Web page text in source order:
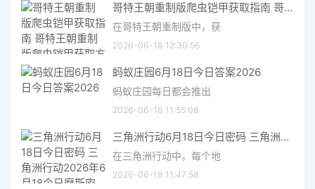
哥特王朝重制版爬虫铠甲获取指南 哥特王朝重制版爬虫铠甲获取方法
在哥特王朝重制版中，获
2026-06-18 12:30:56
蚂蚁庄园6月18日今日答案2026
蚂蚁庄园每日都会推出
2026-06-18 11:55:08
三角洲行动6月18日今日密码 三角洲行动2026年6月18今日摩斯密码分享
在三角洲行动中，每个地
2026-06-18 11:47:58